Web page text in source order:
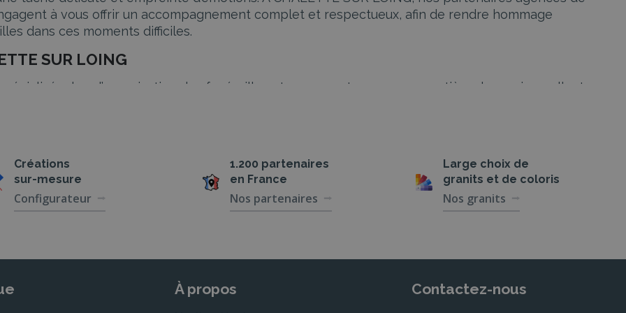
à vous offrir un accompagnement complet et respectueux, afin de rendre hommage
dans ces moments difficiles.
SUR LOING
dans l’organisation des funérailles et proposent une gamme entière de services, allant
des cérémonies.
chaque étape de la cérémonie funéraire avec une grande sensibilité, assurant un
Créations
sur-mesure
Configurateur
1.200 partenaires
en France
Nos partenaires
Large choix de
granits et de coloris
Nos granits
À propos Contactez-nous